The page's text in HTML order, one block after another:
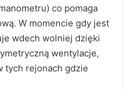
co pomaga
W momencie gdy jest
wdech wolniej dzięki
wentylacje,
tych rejonach gdzie